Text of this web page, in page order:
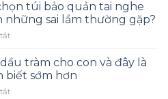
túi bảo quản tai nghe
những sai lầm thường gặp?
ở
thế
nào
để
chọn
tràm cho con và đây là
biết sớm hơn
ở